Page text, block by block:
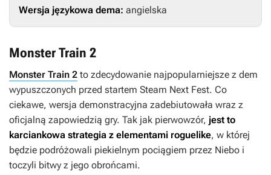
Wersja językowa dema: angielska
Monster Train 2
Monster Train 2 to zdecydowanie najpopularniejsze z dem
wypuszczonych przed startem Steam Next Fest. Co
ciekawe, wersja demonstracyjna zadebiutowała wraz z
oficjalną zapowiedzią gry. Tak jak pierwowzór, jest to
karciankowa strategia z elementami roguelike, w której
będzie podróżowali piekielnym pociągiem przez Niebo i
toczyli bitwy z jego obrońcami.